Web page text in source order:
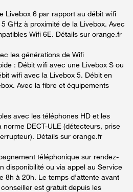
Livebox 6 par rapport au débit wifi
GHz à proximité de la Livebox. Avec
Wifi 6E. Détails sur orange.fr
les générations de Wifi
: Débit wifi avec une Livebox S ou
wifi avec la Livebox 5. Débit en
Avec la fibre et équipements
avec les téléphones HD et les
DECT-ULE (détecteurs, prise
Détails sur orange.fr
téléphonique sur rendez-
disponibilité ou via appel au Service
8h à 20h. Le temps d’attente avant
est gratuit depuis les